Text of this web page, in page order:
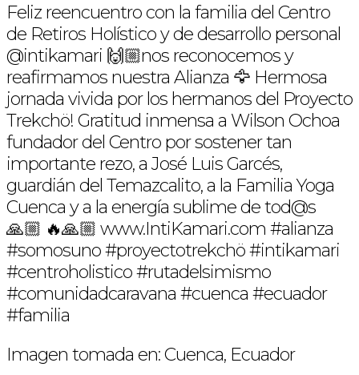
Feliz reencuentro con la familia del Centro
de Retiros Holístico y de desarrollo personal
@intikamari 🙌🏼nos reconocemos y
reafirmamos nuestra Alianza 🦅 Hermosa
jornada vivida por los hermanos del Proyecto
Trekchö! Gratitud inmensa a Wilson Ochoa
fundador del Centro por sostener tan
importante rezo, a José Luis Garcés,
guardián del Temazcalito, a la Familia Yoga
Cuenca y a la energía sublime de tod@s
🙏🏼 🔥🙏🏼 www.IntiKamari.com #alianza
#somosuno #proyectotrekchö #intikamari
#centroholistico #rutadelsimismo
#comunidadcaravana #cuenca #ecuador
#familia
Imagen tomada en: Cuenca, Ecuador